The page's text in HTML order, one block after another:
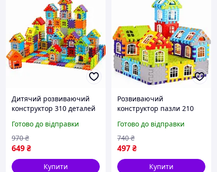
Дитячий розвиваючий
конструктор 310 деталей
для будівництва
будиночків (61213)
Готово до відправки
649₴
970 ₴
Купити
Розвиваючий
конструктор пазли 210
елементи блоки для
будівництва будиночків
(61214)
Готово до відправки
497₴
740 ₴
Купити